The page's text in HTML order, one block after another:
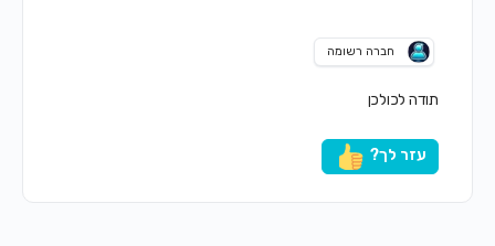
חברה רשומה
תודה לכולכן
עזר לך?